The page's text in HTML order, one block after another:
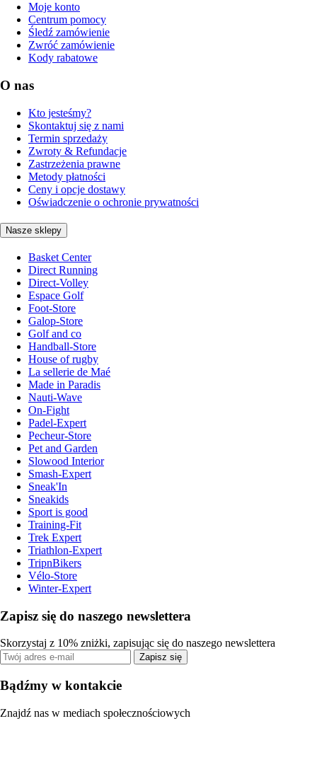
Moje konto
Centrum pomocy
Śledź zamówienie
Zwróć zamówienie
Kody rabatowe
O nas
Kto jesteśmy?
Skontaktuj się z nami
Termin sprzedaży
Zwroty & Refundacje
Zastrzeżenia prawne
Metody płatności
Ceny i opcje dostawy
Oświadczenie o ochronie prywatności
Nasze sklepy
Basket Center
Direct Running
Direct-Volley
Espace Golf
Foot-Store
Galop-Store
Golf and co
Handball-Store
House of rugby
La sellerie de Maé
Made in Paradis
Nauti-Wave
On-Fight
Padel-Expert
Pecheur-Store
Pet and Garden
Slowood Interior
Smash-Expert
Sneak'In
Sneakids
Sport is good
Training-Fit
Trek Expert
Triathlon-Expert
TripnBikers
Vélo-Store
Winter-Expert
Zapisz się do naszego newslettera
Skorzystaj z 10% zniżki, zapisując się do naszego newslettera
Zapisz się
Bądźmy w kontakcie
Znajdź nas w mediach społecznościowych